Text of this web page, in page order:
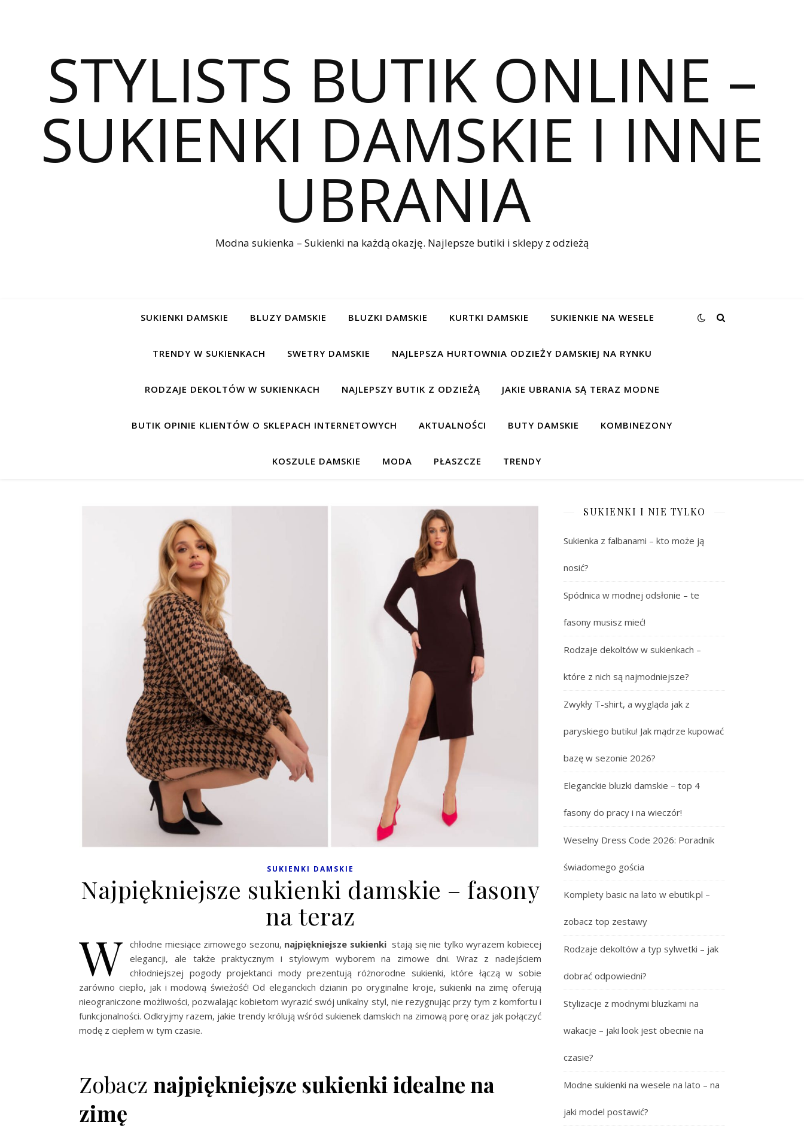
STYLISTS BUTIK ONLINE –
SUKIENKI DAMSKIE I INNE
UBRANIA
Modna sukienka – Sukienki na każdą okazję. Najlepsze butiki i sklepy z odzieżą
SUKIENKI DAMSKIE BLUZY DAMSKIE BLUZKI DAMSKIE KURTKI DAMSKIE SUKIENKIE NA WESELE
TRENDY W SUKIENKACH SWETRY DAMSKIE NAJLEPSZA HURTOWNIA ODZIEŻY DAMSKIEJ NA RYNKU
RODZAJE DEKOLTÓW W SUKIENKACH NAJLEPSZY BUTIK Z ODZIEŻĄ JAKIE UBRANIA SĄ TERAZ MODNE
BUTIK OPINIE KLIENTÓW O SKLEPACH INTERNETOWYCH AKTUALNOŚCI BUTY DAMSKIE KOMBINEZONY
KOSZULE DAMSKIE MODA PŁASZCZE TRENDY
SUKIENKI DAMSKIE
Najpiękniejsze sukienki damskie – fasony
na teraz
W chłodne miesiące zimowego sezonu, najpiękniejsze sukienkistają się nie tylko wyrazem kobiecej
elegancji, ale także praktycznym i stylowym wyborem na zimowe dni. Wraz z nadejściem
chłodniejszej pogody projektanci mody prezentują różnorodne sukienki, które łączą w sobie
zarówno ciepło, jak i modową świeżość! Od eleganckich dzianin po oryginalne kroje, sukienki na zimę oferują
nieograniczone możliwości, pozwalając kobietom wyrazić swój unikalny styl, nie rezygnując przy tym z komfortu i
funkcjonalności. Odkryjmy razem, jakie trendy królują wśród sukienek damskich na zimową porę oraz jak połączyć
modę z ciepłem w tym czasie.
Zobacz najpiękniejsze sukienki idealne na
zimę
SUKIENKI I NIE TYLKO
Sukienka z falbanami – kto może ją
nosić?
Spódnica w modnej odsłonie – te
fasony musisz mieć!
Rodzaje dekoltów w sukienkach –
które z nich są najmodniejsze?
Zwykły T-shirt, a wygląda jak z
paryskiego butiku! Jak mądrze kupować
bazę w sezonie 2026?
Eleganckie bluzki damskie – top 4
fasony do pracy i na wieczór!
Weselny Dress Code 2026: Poradnik
świadomego gościa
Komplety basic na lato w ebutik.pl –
zobacz top zestawy
Rodzaje dekoltów a typ sylwetki – jak
dobrać odpowiedni?
Stylizacje z modnymi bluzkami na
wakacje – jaki look jest obecnie na
czasie?
Modne sukienki na wesele na lato – na
jaki model postawić?